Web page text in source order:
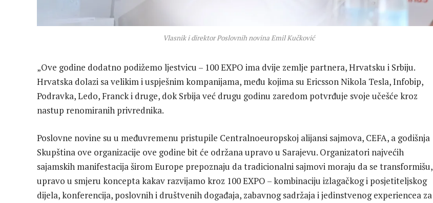
Vlasnik i direktor Poslovnih novina Emil Kučković
„Ove godine dodatno podižemo ljestvicu – 100 EXPO ima dvije zemlje partnera, Hrvatsku i Srbiju.
Hrvatska dolazi sa velikim i uspješnim kompanijama, među kojima su Ericsson Nikola Tesla, Infobip,
Podravka, Ledo, Franck i druge, dok Srbija već drugu godinu zaredom potvrđuje svoje učešće kroz
nastup renomiranih privrednika.
Poslovne novine su u međuvremenu pristupile Centralnoeuropskoj alijansi sajmova, CEFA, a godišnja
Skupština ove organizacije ove godine bit će održana upravo u Sarajevu. Organizatori najvećih
sajamskih manifestacija širom Europe prepoznaju da tradicionalni sajmovi moraju da se transformišu,
upravo u smjeru koncepta kakav razvijamo kroz 100 EXPO – kombinaciju izlagačkog i posjetiteljskog
dijela, konferencija, poslovnih i društvenih događaja, zabavnog sadržaja i jedinstvenog experiencea za